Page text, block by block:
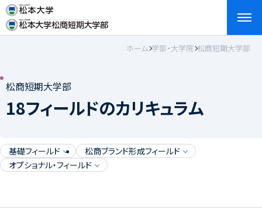
資料請求 アクセス English
ホーム 学部・大学院 松商短期大学部
松商短期大学部
18フィールドのカリキュラム
基礎フィールド
松商ブランド形成フィールド
オプショナル・フィールド